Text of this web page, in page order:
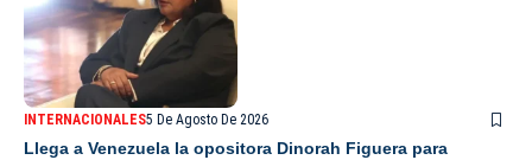
INTERNACIONALES5 De Agosto De 2026
Llega a Venezuela la opositora Dinorah Figuera para